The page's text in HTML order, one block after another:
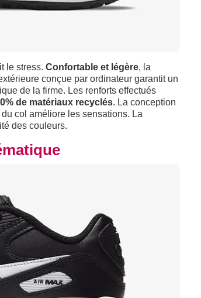
le stress. Confortable et légère, la
conçue par ordinateur garantit un
de la firme. Les renforts effectués
de matériaux recyclés. La conception
col améliore les sensations. La
des couleurs.